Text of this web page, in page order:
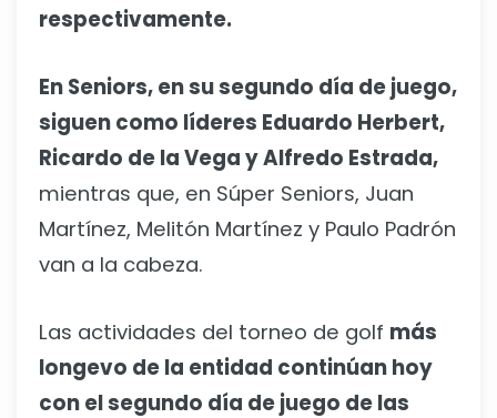
respectivamente.
En Seniors, en su segundo día de juego,
siguen como líderes Eduardo Herbert,
Ricardo de la Vega y Alfredo Estrada,
mientras que, en Súper Seniors, Juan
Martínez, Melitón Martínez y Paulo Padrón
van a la cabeza.
Las actividades del torneo de golf más
longevo de la entidad continúan hoy
con el segundo día de juego de las